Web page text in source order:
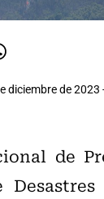
diciembre de 2023
de
Desastres